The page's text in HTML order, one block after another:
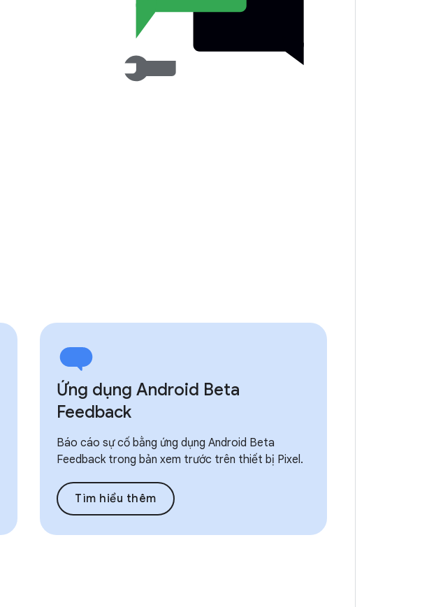
Ứng dụng Android Beta
Feedback
Báo cáo sự cố bằng ứng dụng Android Beta
Feedback trong bản xem trước trên thiết bị Pixel.
Tìm hiểu thêm